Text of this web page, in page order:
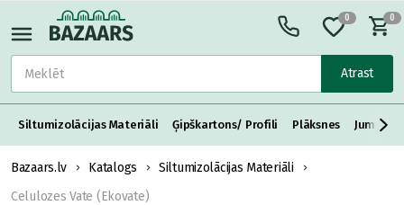
Atrast
0 0
Siltumizolācijas Materiāli Ģipškartons/ Profili Plāksnes Jumta
Bazaars.lv Katalogs
Siltumizolācijas Materiāli
Celulozes Vate (Ekovate)